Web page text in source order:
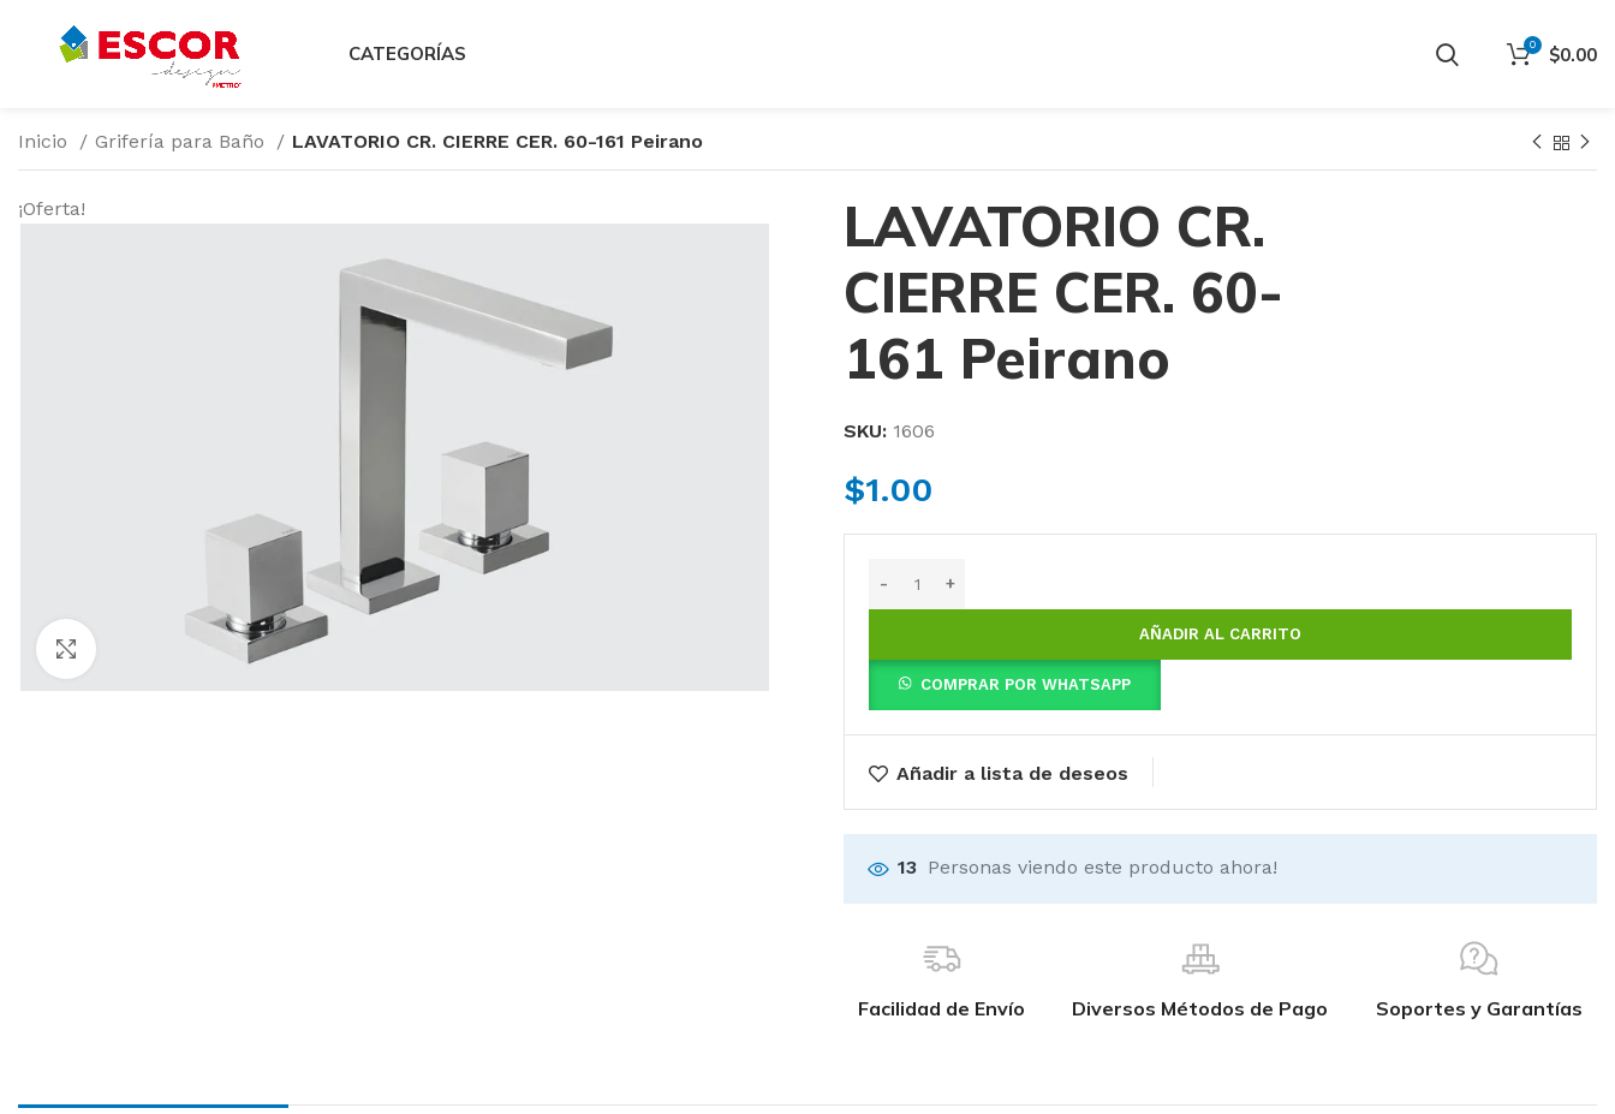
CATEGORÍAS 0 $0.00
Inicio Grifería para Baño LAVATORIO CR. CIERRE CER. 60-161 Peirano
¡Oferta!
Haga Click para agrandar
LAVATORIO CR.
CIERRE CER. 60-
161 Peirano
SKU: 1606
$1.00
AÑADIR AL CARRITO
COMPRAR POR WHATSAPP
Añadir a lista de deseos
13 Personas viendo este producto ahora!
Facilidad de Envío Diversos Métodos de Pago Soportes y Garantías